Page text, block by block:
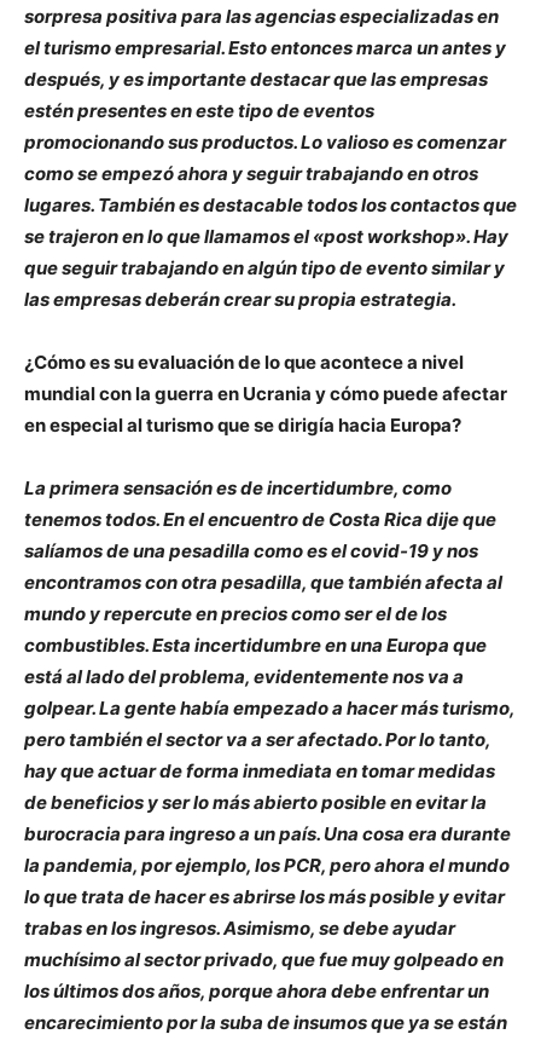
sorpresa positiva para las agencias especializadas en
el turismo empresarial. Esto entonces marca un antes y
después, y es importante destacar que las empresas
estén presentes en este tipo de eventos
promocionando sus productos. Lo valioso es comenzar
como se empezó ahora y seguir trabajando en otros
lugares. También es destacable todos los contactos que
se trajeron en lo que llamamos el «post workshop». Hay
que seguir trabajando en algún tipo de evento similar y
las empresas deberán crear su propia estrategia.
¿Cómo es su evaluación de lo que acontece a nivel
mundial con la guerra en Ucrania y cómo puede afectar
en especial al turismo que se dirigía hacia Europa?
La primera sensación es de incertidumbre, como
tenemos todos. En el encuentro de Costa Rica dije que
salíamos de una pesadilla como es el covid-19 y nos
encontramos con otra pesadilla, que también afecta al
mundo y repercute en precios como ser el de los
combustibles. Esta incertidumbre en una Europa que
está al lado del problema, evidentemente nos va a
golpear. La gente había empezado a hacer más turismo,
pero también el sector va a ser afectado. Por lo tanto,
hay que actuar de forma inmediata en tomar medidas
de beneficios y ser lo más abierto posible en evitar la
burocracia para ingreso a un país. Una cosa era durante
la pandemia, por ejemplo, los PCR, pero ahora el mundo
lo que trata de hacer es abrirse los más posible y evitar
trabas en los ingresos. Asimismo, se debe ayudar
muchísimo al sector privado, que fue muy golpeado en
los últimos dos años, porque ahora debe enfrentar un
encarecimiento por la suba de insumos que ya se están